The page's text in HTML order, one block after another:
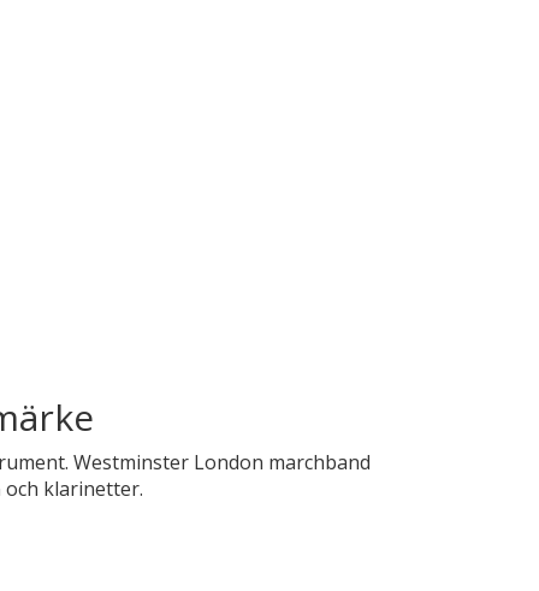
Westminster London marchband
klarinetter.